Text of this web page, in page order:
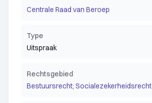
Centrale Raad van Beroep
Type
Uitspraak
Rechtsgebied
Bestuursrecht; Socialezekerheidsrecht